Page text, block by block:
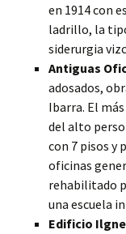
en 1914 con
ladrillo, la
siderurgia
Antiguas
adosados,
Ibarra. El
del alto
con 7 pisos y
oficinas
rehabilitado
una escuela
Edificio